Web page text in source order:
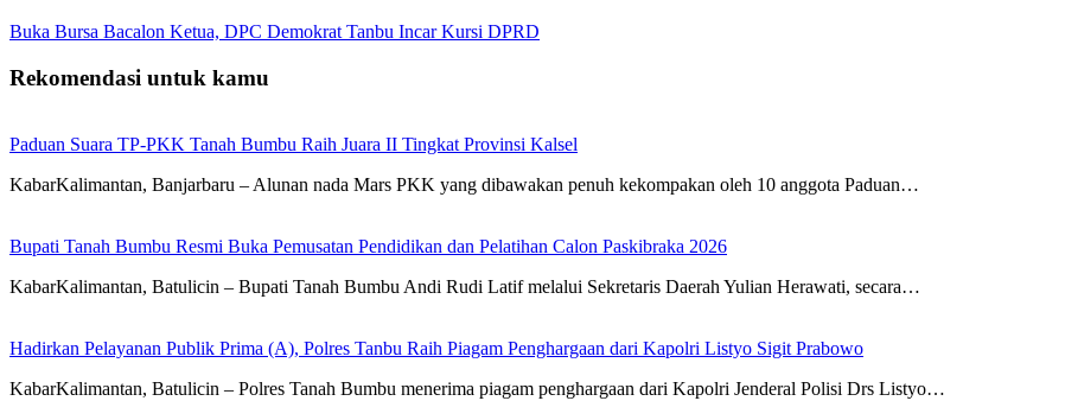
Buka Bursa Bacalon Ketua, DPC Demokrat Tanbu Incar Kursi DPRD
Rekomendasi untuk kamu
Paduan Suara TP-PKK Tanah Bumbu Raih Juara II Tingkat Provinsi Kalsel
KabarKalimantan, Banjarbaru – Alunan nada Mars PKK yang dibawakan penuh kekompakan oleh 10 anggota Paduan…
Bupati Tanah Bumbu Resmi Buka Pemusatan Pendidikan dan Pelatihan Calon Paskibraka 2026
KabarKalimantan, Batulicin – Bupati Tanah Bumbu Andi Rudi Latif melalui Sekretaris Daerah Yulian Herawati, secara…
Hadirkan Pelayanan Publik Prima (A), Polres Tanbu Raih Piagam Penghargaan dari Kapolri Listyo Sigit Prabowo
KabarKalimantan, Batulicin – Polres Tanah Bumbu menerima piagam penghargaan dari Kapolri Jenderal Polisi Drs Listyo…